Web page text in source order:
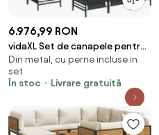
6.976,99 RON
vidaXL Set de canapele pentru
grădină cu pernă 13 pcs Negru
Oțel
Din metal, cu perne incluse in
set
În stoc
Livrare gratuită